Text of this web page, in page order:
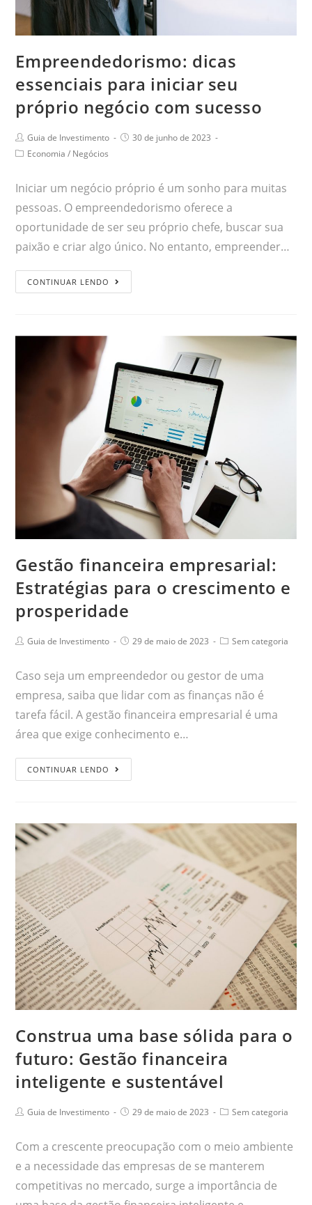
Empreendedorismo: dicas
essenciais para iniciar seu
próprio negócio com sucesso
Guia de Investimento
30 de junho de 2023
Economia / Negócios
Iniciar um negócio próprio é um sonho para muitas
pessoas. O empreendedorismo oferece a
oportunidade de ser seu próprio chefe, buscar sua
paixão e criar algo único. No entanto, empreender…
CONTINUAR LENDO
Gestão financeira empresarial:
Estratégias para o crescimento e
prosperidade
Guia de Investimento 29 de maio de 2023 Sem categoria
Caso seja um empreendedor ou gestor de uma
empresa, saiba que lidar com as finanças não é
tarefa fácil. A gestão financeira empresarial é uma
área que exige conhecimento e…
CONTINUAR LENDO
Construa uma base sólida para o
futuro: Gestão financeira
inteligente e sustentável
Guia de Investimento 29 de maio de 2023 Sem categoria
Com a crescente preocupação com o meio ambiente
e a necessidade das empresas de se manterem
competitivas no mercado, surge a importância de